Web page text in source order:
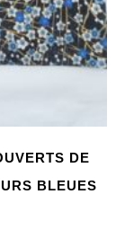
DE
BLEUES